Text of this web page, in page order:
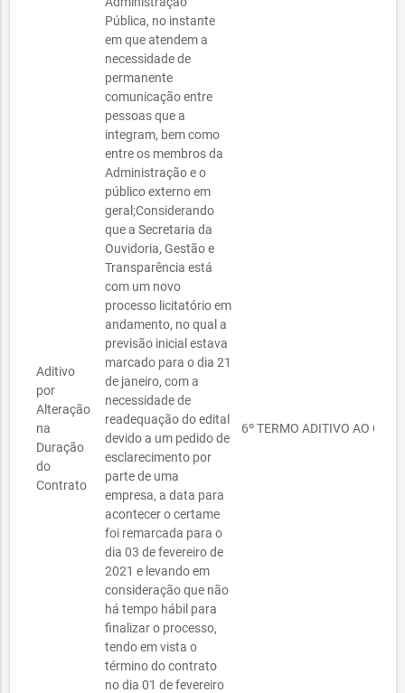
Aditivo
por
Alteração
na
Duração
do
Contrato
Pública, no instante
em que atendem a
necessidade de
permanente
comunicação entre
pessoas que a
integram, bem como
entre os membros da
Administração e o
público externo em
geral;Considerando
que a Secretaria da
Ouvidoria, Gestão e
Transparência está
com um novo
processo licitatório em
andamento, no qual a
previsão inicial estava
marcado para o dia 21
de janeiro, com a
necessidade de
readequação do edital
devido a um pedido de
esclarecimento por
parte de uma
empresa, a data para
acontecer o certame
foi remarcada para o
dia 03 de fevereiro de
2021 e levando em
consideração que não
há tempo hábil para
finalizar o processo,
tendo em vista o
término do contrato
no dia 01 de fevereiro
6º TERMO ADITIVO AO